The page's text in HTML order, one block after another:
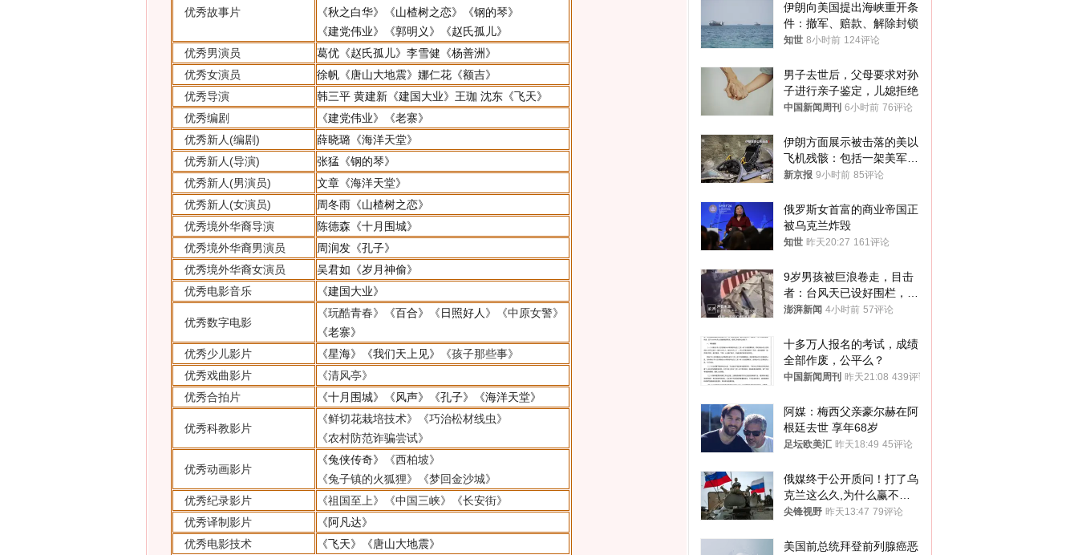
优秀故事片
《秋之白华》
《山楂树之恋》
《钢的琴》
《建党伟业》
《郭明义》
《赵氏孤儿》
优秀男演员
葛优《赵氏孤儿》 李雪健 《杨善洲》
优秀女演员
徐帆《唐山大地震》 娜仁花《额吉》
优秀导演
韩三平 黄建新《建国大业》 王珈 沈东《飞天》
优秀编剧
《建党伟业》
《老寨》
优秀新人(编剧)
薛晓璐《海洋天堂》
优秀新人(导演)
张猛《钢的琴》
优秀新人(男演员)
文章《海洋天堂》
优秀新人(女演员)
周冬雨《山楂树之恋》
优秀境外华裔导演
陈德森 《十月围城》
优秀境外华裔男演员
周润发《孔子》
优秀境外华裔女演员
吴君如 《岁月神偷》
优秀电影音乐
《建国大业》
优秀数字电影
《玩酷青春》 《百合》 《日照好人 》《中原女警》
《老寨》
优秀少儿影片
《星海》 《我们天上见》
《孩子那些事》
优秀戏曲影片
《清风亭》
优秀合拍片
《十月围城》 《风声》 《孔子》 《海洋天堂》
优秀科教影片
《鲜切花栽培技术》《巧治松材线虫》
《农村防范诈骗尝试》
优秀动画影片
《兔侠传奇》
《西柏坡》
《兔子镇的火狐狸》《梦回金沙城》
优秀纪录影片
《祖国至上》《中国三峡》《长安街》
优秀译制影片
《阿凡达》
优秀电影技术
《飞天》
《唐山大地震》
伊朗向美国提出海峡重开条
件：撤军、赔款、解除封锁
知世 8小时前 124评论
男子去世后，父母要求对孙
子进行亲子鉴定，儿媳拒绝
中国新闻周刊 6小时前 76评论
伊朗方面展示被击落的美以
飞机残骸：包括一架美军F-
15战斗机残骸以及多架无人
新京报 9小时前 85评论
俄罗斯女首富的商业帝国正
被乌克兰炸毁
知世 昨天20:27 161评论
9岁男孩被巨浪卷走，目击
者：台风天已设好围栏，一
家四口翻入时保安曾喊话劝
澎湃新闻 4小时前 57评论
十多万人报名的考试，成绩
全部作废，公平么？
中国新闻周刊 昨天21:08 439评论
阿媒：梅西父亲豪尔赫在阿
根廷去世 享年68岁
足坛欧美汇 昨天18:49 45评论
俄媒终于公开质问！打了乌
克兰这么久,为什么赢不了?
答案令人沉默
尖锋视野 昨天13:47 79评论
美国前总统拜登前列腺癌恶